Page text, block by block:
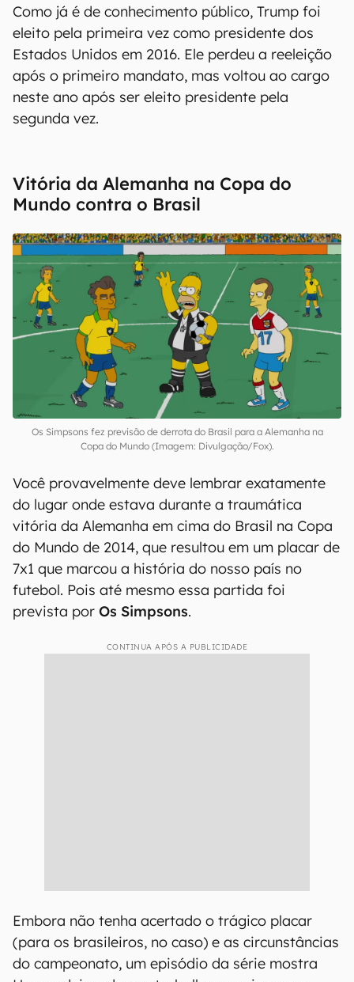
Como já é de conhecimento público, Trump foi
eleito pela primeira vez como presidente dos
Estados Unidos em 2016. Ele perdeu a reeleição
após o primeiro mandato, mas voltou ao cargo
neste ano após ser eleito presidente pela
segunda vez.
Vitória da Alemanha na Copa do
Mundo contra o Brasil
Os Simpsons fez previsão de derrota do Brasil para a Alemanha na
Copa do Mundo (Imagem: Divulgação/Fox).
Você provavelmente deve lembrar exatamente
do lugar onde estava durante a traumática
vitória da Alemanha em cima do Brasil na Copa
do Mundo de 2014, que resultou em um placar de
7x1 que marcou a história do nosso país no
futebol. Pois até mesmo essa partida foi
prevista por Os Simpsons.
CONTINUA APÓS A PUBLICIDADE
Embora não tenha acertado o trágico placar
(para os brasileiros, no caso) e as circunstâncias
do campeonato, um episódio da série mostra